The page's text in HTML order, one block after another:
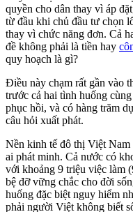
quyền cho dân thay vì áp
từ đầu khi chủ đầu tư chọn
thay vì chức năng đơn. Cả
đề không phải là tiền hay
quy hoạch là gì?
Điều này chạm rất gần vào
trước cả hai tình huống
phục hồi, và có hàng trăm
câu hỏi xuất phát.
Nền kinh tế đô thị Việt
ai phát minh. Cả nước có
với khoảng 9 triệu việc làm
bệ đỡ vững chắc cho đời
huống đặc biệt nguy hiểm
phải người Việt không biết